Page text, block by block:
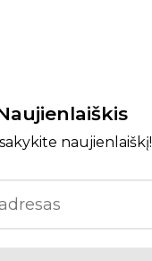
naujienlaiškį!